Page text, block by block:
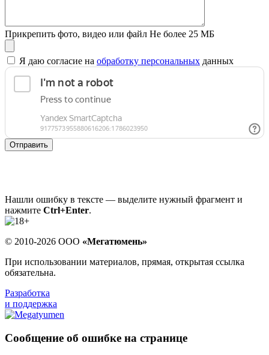
Прикрепить фото, видео или файл Не более 25 МБ
Я даю согласие на обработку персональных данных
Отправить
Нашли ошибку в тексте — выделите нужный фрагмент и
нажмите Ctrl+Enter.
© 2010-2026 ООО «Мегатюмень»
При использовании материалов, прямая, открытая ссылка
обязательна.
Разработка
и поддержка
Сообщение об ошибке на странице